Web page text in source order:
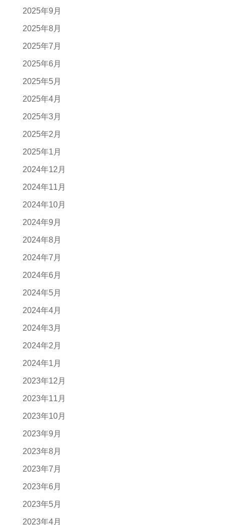
2025年9月
2025年8月
2025年7月
2025年6月
2025年5月
2025年4月
2025年3月
2025年2月
2025年1月
2024年12月
2024年11月
2024年10月
2024年9月
2024年8月
2024年7月
2024年6月
2024年5月
2024年4月
2024年3月
2024年2月
2024年1月
2023年12月
2023年11月
2023年10月
2023年9月
2023年8月
2023年7月
2023年6月
2023年5月
2023年4月